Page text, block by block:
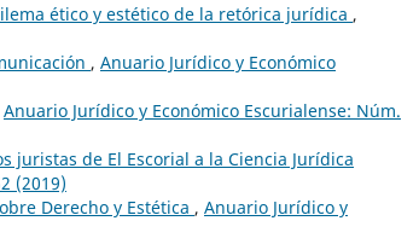
ético y estético de la retórica jurídica ,
, Anuario Jurídico y Económico
Anuario Jurídico y Económico Escurialense: Núm.
juristas de El Escorial a la Ciencia Jurídica
(2019)
Derecho y Estética , Anuario Jurídico y